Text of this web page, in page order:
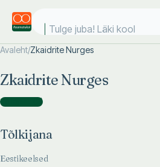
Tulge juba! Läki kooli
Avaleht/Zkaidrite Nurges
Zkaidrite Nurges
Tõlkijana )
Tõlkijana
Eestikeelsed